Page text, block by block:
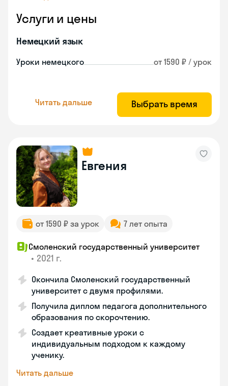
Услуги и цены
Немецкий язык
Уроки немецкого от 1590 ₽ / урок
Читать дальше Выбрать время
Евгения
от 1590 ₽ за урок 7 лет опыта
Смоленский государственный университет
• 2021 г.
Окончила Смоленский государственный
университет с двумя профилями.
Получила диплом педагога дополнительного
образования по скорочтению.
Создает креативные уроки с
индивидуальным подходом к каждому
ученику.
Читать дальше